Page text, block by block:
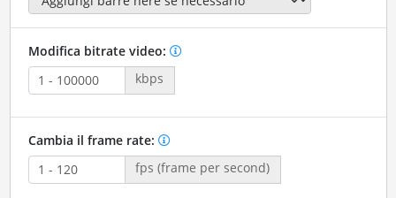
Modifica bitrate video:
kbps
Cambia il frame rate:
fps (frame per second)